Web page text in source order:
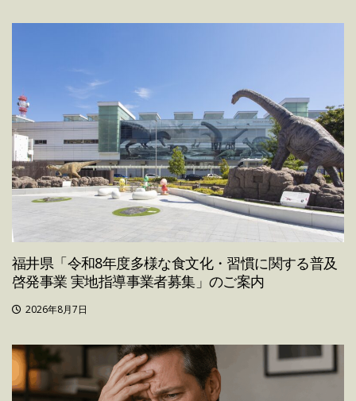
福井県「令和8年度多様な食文化・習慣に関する普及
啓発事業 実地指導事業者募集」のご案内
2026年8月7日